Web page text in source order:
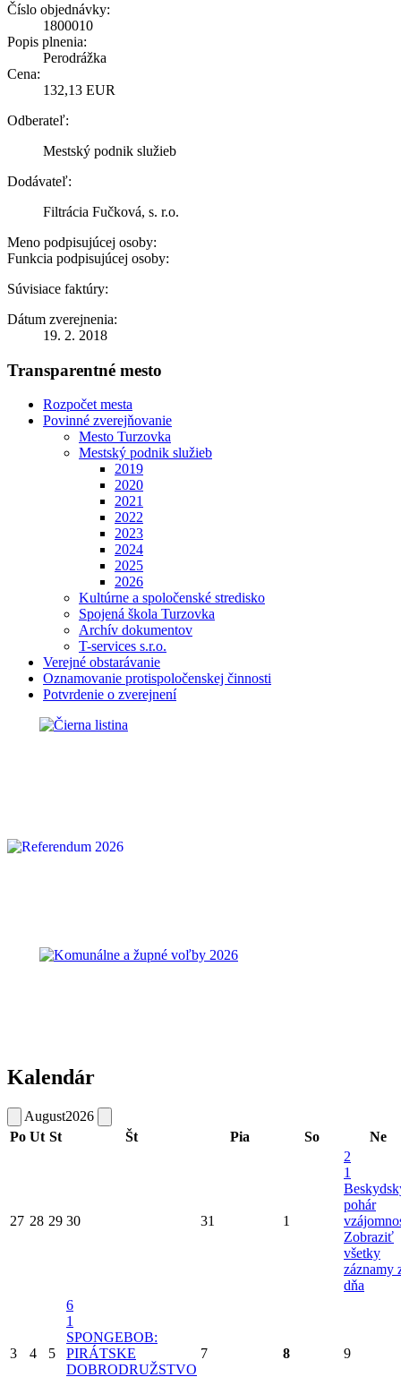
Číslo objednávky:
1800010
Popis plnenia:
Perodrážka
Cena:
132,13 EUR
Odberateľ:
Mestský podnik služieb
Dodávateľ:
Filtrácia Fučková, s. r.o.
Meno podpisujúcej osoby:
Funkcia podpisujúcej osoby:
Súvisiace faktúry:
Dátum zverejnenia:
19. 2. 2018
Transparentné mesto
Rozpočet mesta
Povinné zverejňovanie
Mesto Turzovka
Mestský podnik služieb
2019
2020
2021
2022
2023
2024
2025
2026
Kultúrne a spoločenské stredisko
Spojená škola Turzovka
Archív dokumentov
T-services s.r.o.
Verejné obstarávanie
Oznamovanie protispoločenskej činnosti
Potvrdenie o zverejnení
Kalendár
August2026
Po Ut St Št Pia So Ne
27 28 29 30 31 1
2
1
pohár
Zobraziť
všetky
záznamy
dňa
3 4 5
6
1
SPONGEBOB:
PIRÁTSKE
DOBRODRUŽSTVO
7 8 9